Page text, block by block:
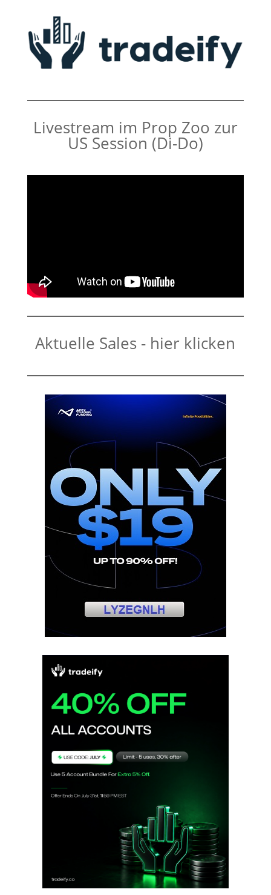
Livestream im Prop Zoo zur
US Session (Di-Do)
Aktuelle Sales - hier klicken